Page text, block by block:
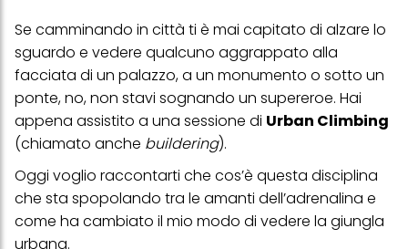
Se camminando in città ti è mai capitato di alzare lo
sguardo e vedere qualcuno aggrappato alla
facciata di un palazzo, a un monumento o sotto un
ponte, no, non stavi sognando un supereroe. Hai
appena assistito a una sessione di Urban Climbing
(chiamato anche buildering).
Oggi voglio raccontarti che cos’è questa disciplina
che sta spopolando tra le amanti dell’adrenalina e
come ha cambiato il mio modo di vedere la giungla
urbana.